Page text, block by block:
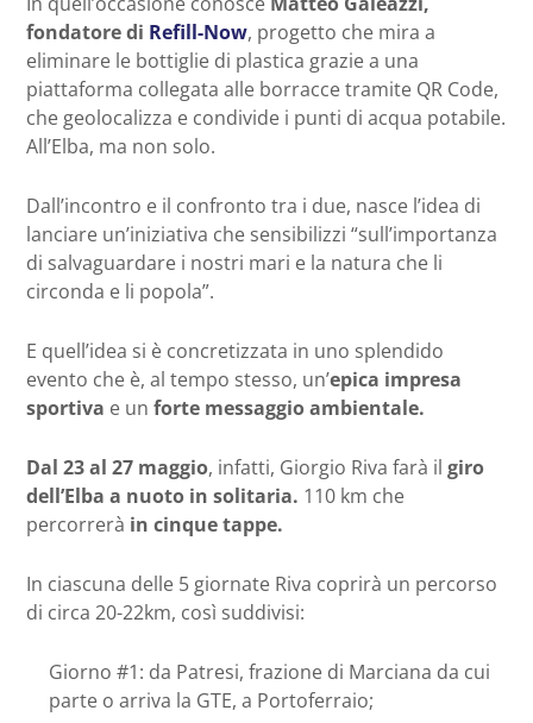
fondatore di Refill-Now, progetto che mira a
eliminare le bottiglie di plastica grazie a una
piattaforma collegata alle borracce tramite QR Code,
che geolocalizza e condivide i punti di acqua potabile.
All’Elba, ma non solo.
Dall’incontro e il confronto tra i due, nasce l’idea di
lanciare un’iniziativa che sensibilizzi “sull’importanza
di salvaguardare i nostri mari e la natura che li
circonda e li popola”.
E quell’idea si è concretizzata in uno splendido
evento che è, al tempo stesso, un’epica impresa
sportiva e un forte messaggio ambientale.
Dal 23 al 27 maggio, infatti, Giorgio Riva farà il giro
dell’Elba a nuoto in solitaria. 110 km che
percorrerà in cinque tappe.
In ciascuna delle 5 giornate Riva coprirà un percorso
di circa 20-22km, così suddivisi:
Giorno #1: da Patresi, frazione di Marciana da cui
parte o arriva la GTE, a Portoferraio;